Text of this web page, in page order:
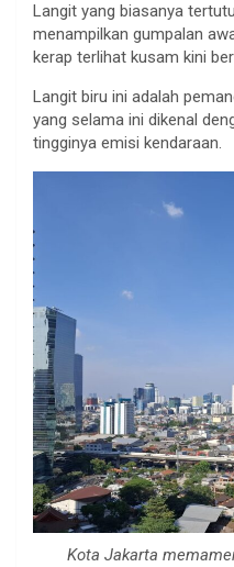
Langit yang biasanya
menampilkan gumpalan
kerap terlihat kusam kini
Langit biru ini adalah
yang selama ini dikenal
tingginya emisi kendaraan.
Kota Jakarta